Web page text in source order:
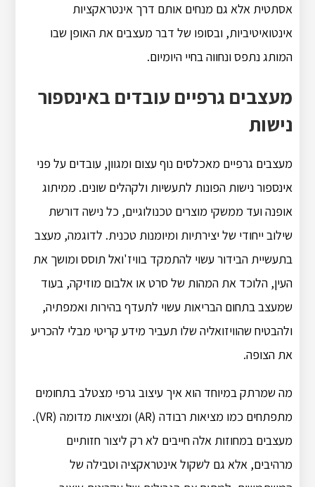
אסתטית אלא גם מנחים אותם דרך אינטראקציות
אינטואיטיביות, ובסופו של דבר מעצבים את האופן שבו
המותג נתפס ונחווה בחיי היומיום.
מעצבים גרפיים עובדים באינספור
נישות
מעצבים גרפיים מאכלסים נוף עצום ומגוון, עובדים על פני
אינספור נישות הפונות לתעשיות ולקהלים שונים. ממיתוג
אופנה ועד ממשקי מוצרים טכנולוגיים, כל נישה דורשת
שילוב ייחודי של יצירתיות ומיומנות טכנית. לדוגמה, מעצב
בתעשיית הבידור עשוי להתמקד בוויז'ואל תוסס ומושך את
העין, הלוכד את המהות של סרט או אלבום מוזיקה, בעוד
שמעצב בתחום הבריאות עשוי לתעדף בהירות ואמפתיה,
ולהבטיח שהוויזואליה שלו תעביר מידע קריטי מבלי להכריע
את הצופה.
מה שמרתק במיוחד הוא איך עיצוב גרפי מצטלב בתחומים
מתפתחים כמו מציאות רבודה (AR) ומציאות מדומה (VR).
מעצבים במחוזות אלה חייבים לא רק ליצור חזותיים
מרהיבים, אלא גם לשקול אינטראקציה וטבילה של